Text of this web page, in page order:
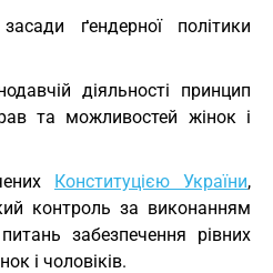
ґендерної політики
діяльності принцип
та можливостей жінок і
Конституцією України,
контроль за виконанням
забезпечення рівних
і чоловіків.